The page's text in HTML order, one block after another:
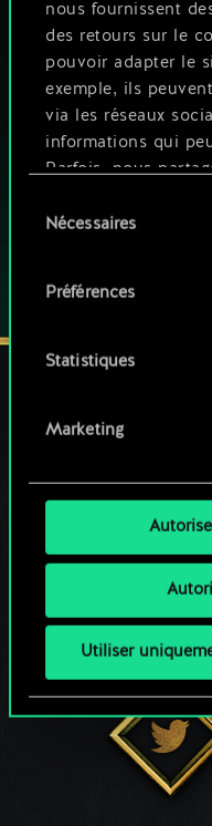
nous fournissent
des retours sur le
pouvoir adapter le
exemple, ils
via les réseaux
informations qui
Parfois, nous
ces cookies
Vous pouvez
préférences dans le
duNécessaires
Préférences
Statistiques
Marketing
Utiliser
UNE PETITE
JOUEZ
Ce jeu
JOUEZ AUSSI